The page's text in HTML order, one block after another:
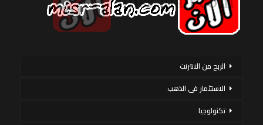
الربح من الانترنت
الاستثمار فى الذهب
تكنولوجيا